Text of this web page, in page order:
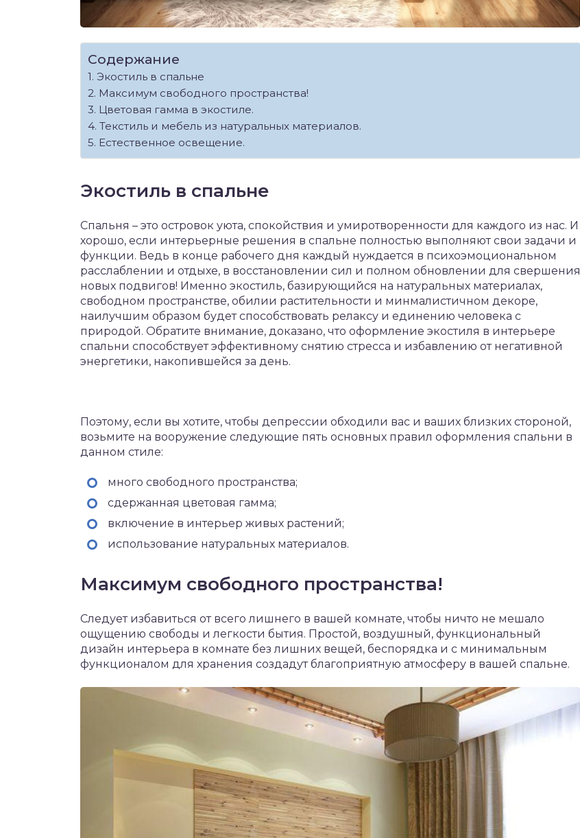
Содержание
Экостиль в спальне
Максимум свободного пространства!
Цветовая гамма в экостиле.
Текстиль и мебель из натуральных материалов.
Естественное освещение.
Экостиль в спальне
Спальня – это островок уюта, спокойствия и умиротворенности для каждого из нас. И
хорошо, если интерьерные решения в спальне полностью выполняют свои задачи и
функции. Ведь в конце рабочего дня каждый нуждается в психоэмоциональном
расслаблении и отдыхе, в восстановлении сил и полном обновлении для свершения
новых подвигов! Именно экостиль, базирующийся на натуральных материалах,
свободном пространстве, обилии растительности и минмалистичном декоре,
наилучшим образом будет способствовать релаксу и единению человека с
природой. Обратите внимание, доказано, что оформление экостиля в интерьере
спальни способствует эффективному снятию стресса и избавлению от негативной
энергетики, накопившейся за день.
Поэтому, если вы хотите, чтобы депрессии обходили вас и ваших близких стороной,
возьмите на вооружение следующие пять основных правил оформления спальни в
данном стиле:
много свободного пространства;
сдержанная цветовая гамма;
включение в интерьер живых растений;
использование натуральных материалов.
Максимум свободного пространства!
Следует избавиться от всего лишнего в вашей комнате, чтобы ничто не мешало
ощущению свободы и легкости бытия. Простой, воздушный, функциональный
дизайн интерьера в комнате без лишних вещей, беспорядка и с минимальным
функционалом для хранения создадут благоприятную атмосферу в вашей спальне.